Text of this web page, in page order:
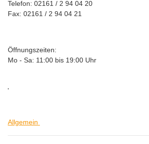
Telefon: 02161 / 2 94 04 20
Fax: 02161 / 2 94 04 21
Öffnungszeiten:
Mo - Sa: 11:00 bis 19:00 Uhr
Allgemein